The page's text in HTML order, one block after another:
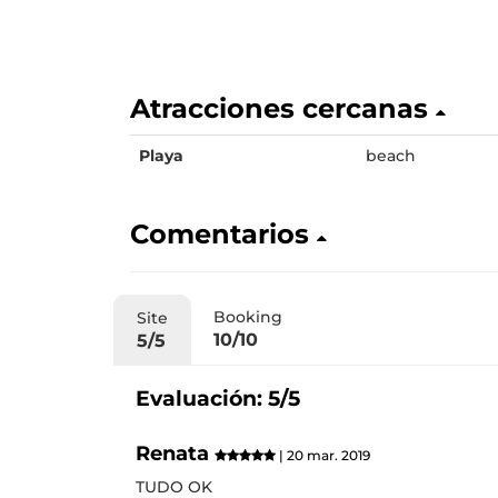
Atracciones cercanas
Playa beach
Comentarios
Site
5/5
Booking
10/10
Evaluación: 5/5
Renata | 20 mar. 2019
TUDO OK